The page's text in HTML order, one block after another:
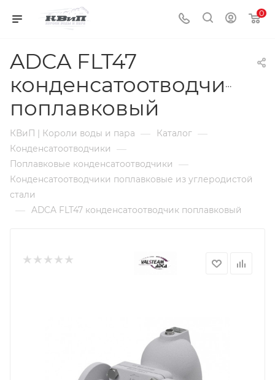
0
ADCA FLT47
конденсатоотводчик
поплавковый
КВиП | Короли воды и пара — Каталог —
Конденсатоотводчики —
Поплавковые конденсатоотводчики —
Конденсатоотводчики поплавковые из углеродистой
стали
— ADCA FLT47 конденсатоотводчик поплавковый